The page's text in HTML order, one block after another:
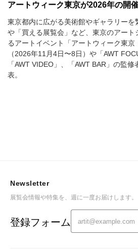
アートウィーク東京が2026年の開
東京都内に広がる美術館やギャラリーを
や「買える展覧会」など、東京のアート
るアートイベント「アートウィーク東京
（2026年11月4日〜8日）や「AWT
「AWT VIDEO」、「AWT BAR」の監
表。
Newsletter
展覧会情報や特集を、週に一度お届けします。
登録フォーム